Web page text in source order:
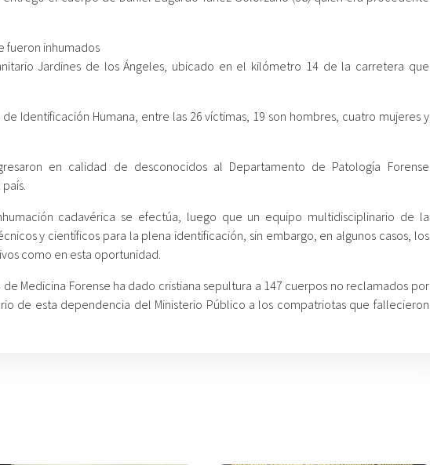
fueron inhumados
Jardines de los Ángeles, ubicado en el kilómetro 14 de la carretera que
Identificación Humana, entre las 26 víctimas, 19 son hombres, cuatro mujeres y
en calidad de desconocidos al Departamento de Patología Forense
cadavérica se efectúa, luego que un equipo multidisciplinario de la
y científicos para la plena identificación, sin embargo, en algunos casos, los
como en esta oportunidad.
Medicina Forense ha dado cristiana sepultura a 147 cuerpos no reclamados por
de esta dependencia del Ministerio Público a los compatriotas que fallecieron